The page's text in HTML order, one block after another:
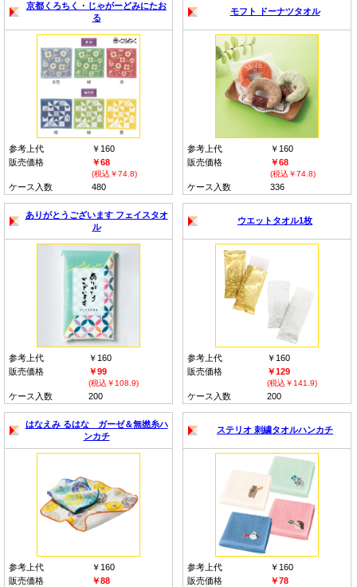
京都くろちく・じゃがーどみにたお
る
参考上代
￥160
販売価格
￥68
(税込￥74.8)
ケース入数 480
モフト ドーナツタオル
参考上代
￥160
販売価格
￥68
(税込￥74.8)
ケース入数 336
ありがとうございます フェイスタオ
ル
参考上代
￥160
販売価格
￥99
(税込￥108.9)
ケース入数 200
ウエットタオル1枚
参考上代
￥160
販売価格
￥129
(税込￥141.9)
ケース入数 200
はなえみ るはな ガーゼ＆無撚糸ハ
ンカチ
参考上代
￥160
販売価格
￥88
ステリオ 刺繍タオルハンカチ
参考上代
￥160
販売価格
￥78